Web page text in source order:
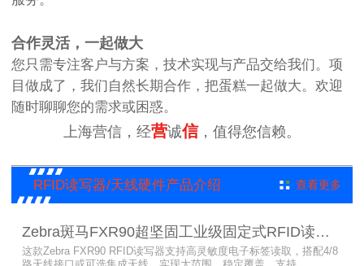
合作灵活，一起做大
您只需专注客户与方案，技术实现与产品交给我们。项
目做成了，我们自然长期合作，把蛋糕一起做大。欢迎
随时聊聊您的需求或困惑。
上海营信，经营诚信，值得您信赖。
RFID读写器/天线硬件产品介绍 查看更多
Zebra斑马FXR90超坚固工业级固定式RFID读写器
这款Zebra FXR90 RFID读写器支持高灵敏度电子标签读取，搭配4/8